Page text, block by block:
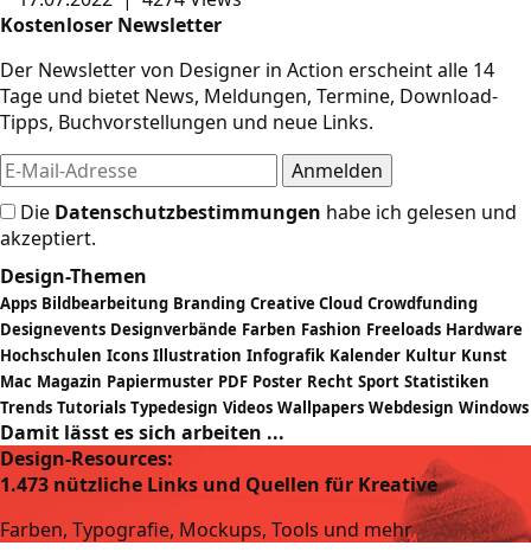
Kostenloser Newsletter
Der Newsletter von Designer in Action erscheint alle 14
Tage und bietet News, Meldungen, Termine, Download-
Tipps, Buchvorstellungen und neue Links.
Die Datenschutzbestimmungen habe ich gelesen und
akzeptiert.
Design-Themen
Apps Bildbearbeitung Branding Creative Cloud Crowdfunding
Designevents Designverbände Farben Fashion Freeloads Hardware
Hochschulen Icons Illustration Infografik Kalender Kultur Kunst
Mac Magazin Papiermuster PDF Poster Recht Sport Statistiken
Trends Tutorials Typedesign Videos Wallpapers Webdesign Windows
Damit lässt es sich arbeiten ...
Design-Resources:
1.473 nützliche Links und Quellen für Kreative
Farben, Typografie, Mockups, Tools und mehr